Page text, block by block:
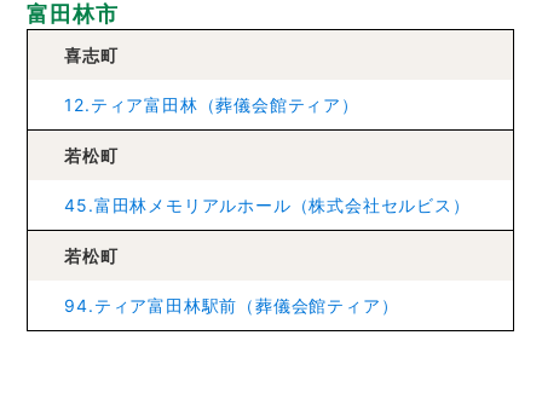
富田林市
喜志町
12.ティア富田林（葬儀会館ティア）
若松町
45.富田林メモリアルホール（株式会社セルビス）
若松町
94.ティア富田林駅前（葬儀会館ティア）